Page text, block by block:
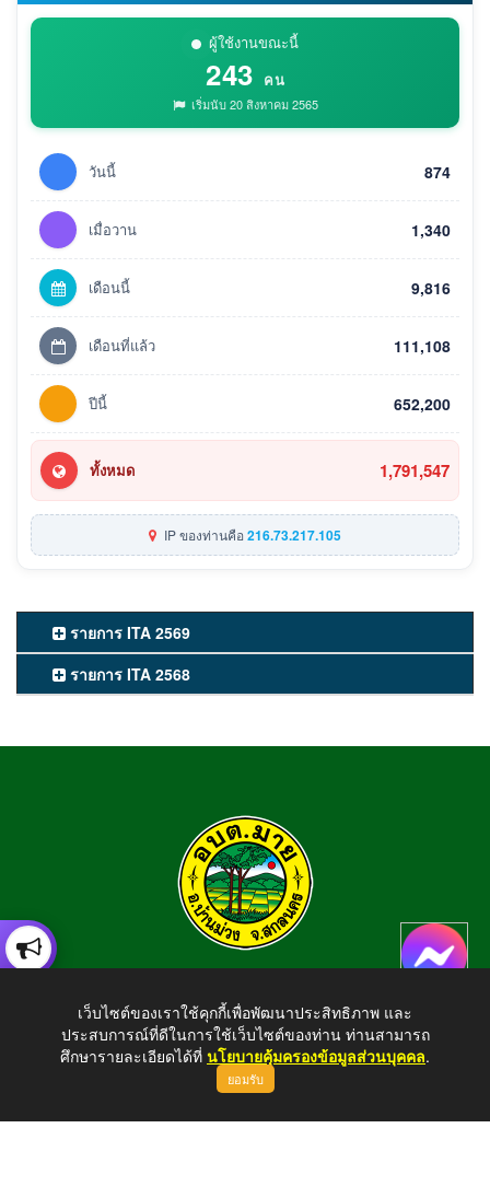
ผู้ใช้งานขณะนี้
243 คน
เริ่มนับ 20 สิงหาคม 2565
วันนี้ 874
เมื่อวาน 1,340
เดือนนี้ 9,816
เดือนที่แล้ว 111,108
ปีนี้ 652,200
ทั้งหมด 1,791,547
IP ของท่านคือ216.73.217.105
รายการ ITA 2569
รายการ ITA 2568
อำเภอบ้านม่วง จังหวัดสกลนคร สอบถามข้อมูลโทร 042-794924
E-mail : tambonmai275@gmail.com
เว็บไซต์ของเราใช้คุกกี้เพื่อพัฒนาประสิทธิภาพ และ
ประสบการณ์ที่ดีในการใช้เว็บไซต์ของท่าน ท่านสามารถ
ศึกษารายละเอียดได้ที่ นโยบายคุ้มครองข้อมูลส่วนบุคคล.
ยอมรับ